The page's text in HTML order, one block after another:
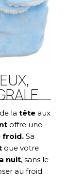
la têteaux
offre une
froid. Sa
que votre
nuit, sans le
au froid.